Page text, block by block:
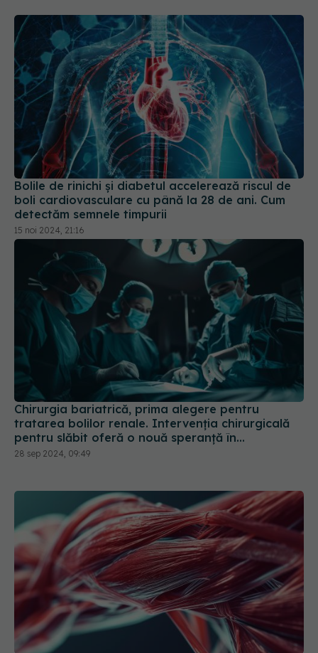
Bolile de rinichi și diabetul accelerează riscul de
boli cardiovasculare cu până la 28 de ani. Cum
detectăm semnele timpurii
15 noi 2024, 21:16
Chirurgia bariatrică, prima alegere pentru
tratarea bolilor renale. Intervenția chirurgicală
pentru slăbit oferă o nouă speranță în
tratamentul bolilor de rinichi
28 sep 2024, 09:49